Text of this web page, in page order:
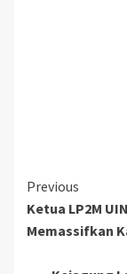
Continue
Reading
Previous
Ketua LP2M
Memassifkan